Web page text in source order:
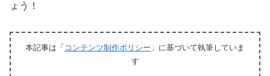
ょう！
本記事は「 コンテンツ制作ポリシー 」に基づいて執筆していま
す